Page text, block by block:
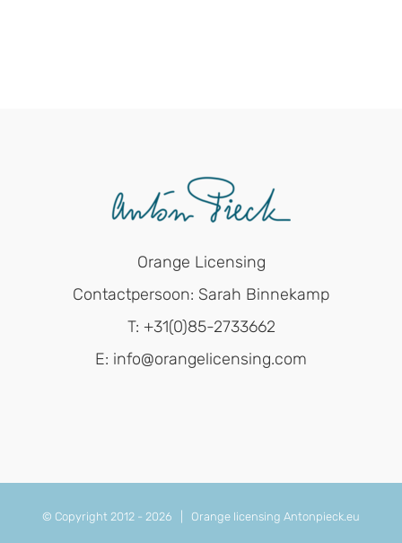
Orange Licensing
Contactpersoon: Sarah Binnekamp
T: +31(0)85-2733662
E: info@orangelicensing.com
© Copyright 2012 - 2026 | Orange licensing Antonpieck.eu